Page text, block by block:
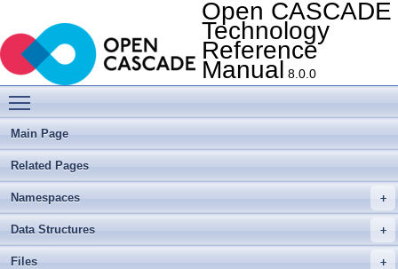
Open CASCADE
Technology
Reference
Manual 8.0.0
Main Page
Related Pages
Namespaces
Data Structures
Files